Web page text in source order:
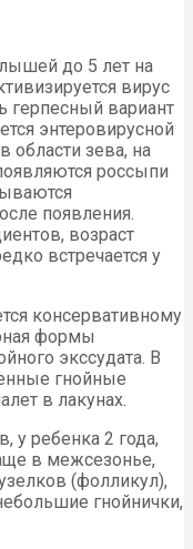
до 5 лет на
вирус
герпесный вариант
энтеровирусной
области зева, на
россыпи
появления.
возраст
встречается у
консервативному
формы
экссудата. В
гнойные
в лакунах.
у ребенка 2 года,
в межсезонье,
(фолликул),
гнойнички,